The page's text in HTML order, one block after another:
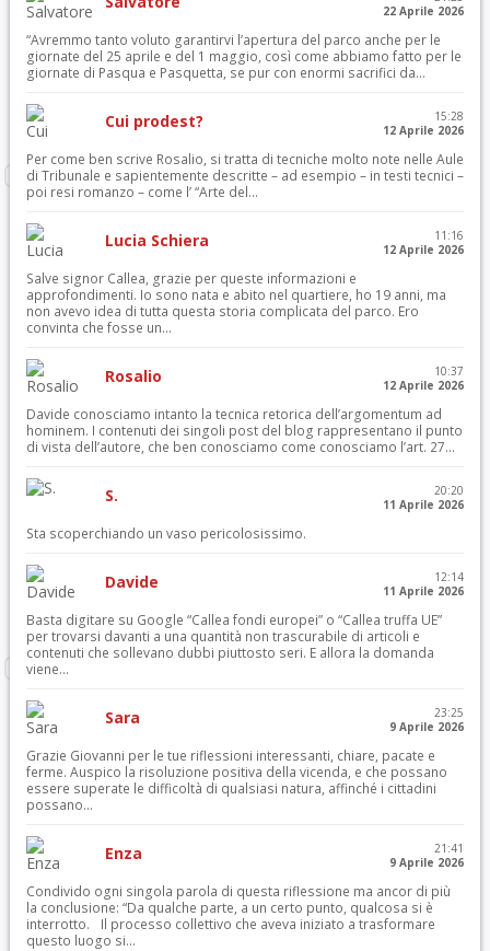
22 Aprile 2026
“Avremmo tanto voluto garantirvi l’apertura del parco anche per le
giornate del 25 aprile e del 1 maggio, così come abbiamo fatto per le
giornate di Pasqua e Pasquetta, se pur con enormi sacrifici da...
Cui prodest?
15:28
12 Aprile 2026
Per come ben scrive Rosalio, si tratta di tecniche molto note nelle Aule
di Tribunale e sapientemente descritte – ad esempio – in testi tecnici –
poi resi romanzo – come l’ “Arte del...
Lucia Schiera
11:16
12 Aprile 2026
Salve signor Callea, grazie per queste informazioni e
approfondimenti. Io sono nata e abito nel quartiere, ho 19 anni, ma
non avevo idea di tutta questa storia complicata del parco. Ero
convinta che fosse un...
Rosalio
10:37
12 Aprile 2026
Davide conosciamo intanto la tecnica retorica dell’argomentum ad
hominem. I contenuti dei singoli post del blog rappresentano il punto
di vista dell’autore, che ben conosciamo come conosciamo l’art. 27...
S.
20:20
11 Aprile 2026
Sta scoperchiando un vaso pericolosissimo.
Davide
12:14
11 Aprile 2026
Basta digitare su Google “Callea fondi europei” o “Callea truffa UE”
per trovarsi davanti a una quantità non trascurabile di articoli e
contenuti che sollevano dubbi piuttosto seri. E allora la domanda
viene...
Sara
23:25
9 Aprile 2026
Grazie Giovanni per le tue riflessioni interessanti, chiare, pacate e
ferme. Auspico la risoluzione positiva della vicenda, e che possano
essere superate le difficoltà di qualsiasi natura, affinché i cittadini
possano...
Enza
21:41
9 Aprile 2026
Condivido ogni singola parola di questa riflessione ma ancor di più
la conclusione: “Da qualche parte, a un certo punto, qualcosa si è
interrotto. Il processo collettivo che aveva iniziato a trasformare
questo luogo si...